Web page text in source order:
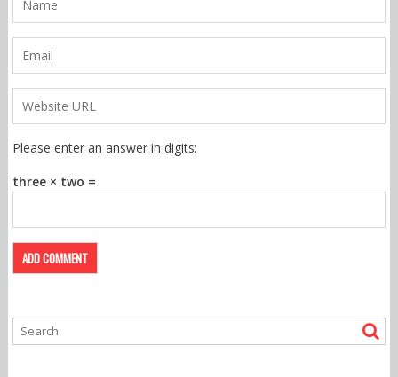
Please enter an answer in digits:
three × two =